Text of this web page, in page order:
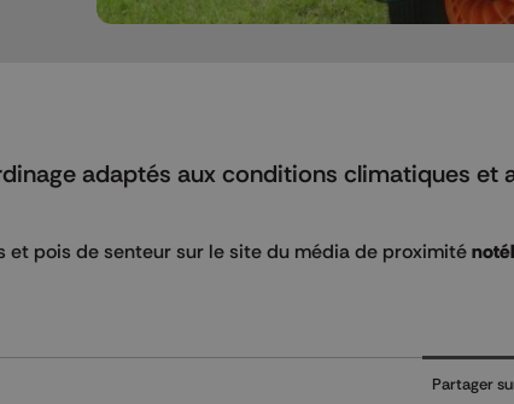
adaptés aux conditions climatiques et
et pois de senteur sur le site du média de proximité
Partager